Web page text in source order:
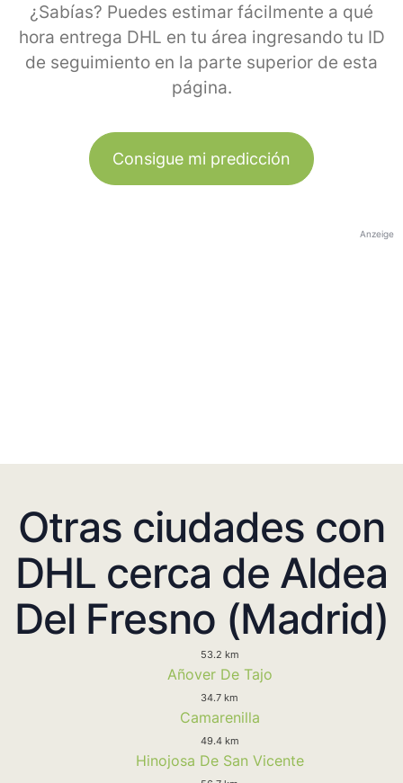
¿Sabías? Puedes estimar fácilmente a qué
hora entrega DHL en tu área ingresando tu ID
de seguimiento en la parte superior de esta
página.
Consigue mi predicción
Anzeige
Otras ciudades con
DHL cerca de Aldea
Del Fresno (Madrid)
53.2 km
Añover De Tajo
34.7 km
Camarenilla
49.4 km
Hinojosa De San Vicente